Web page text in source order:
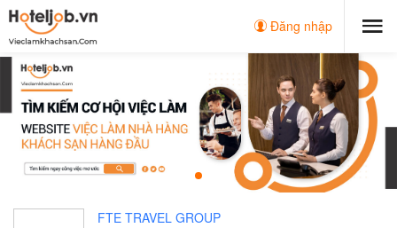
Đăng nhập
FTE TRAVEL GROUP